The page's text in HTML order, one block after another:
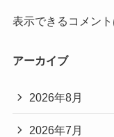
表示できるコメント
アーカイブ
2026年8月
2026年7月